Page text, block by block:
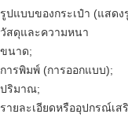
ปแบบของกระเป๋า (แสด
สดุและความหนา
นาด;
ารพิมพ์ (การออกแบบ);
ริมาณ;
ายละเอียดหรืออุปกรณ์เ